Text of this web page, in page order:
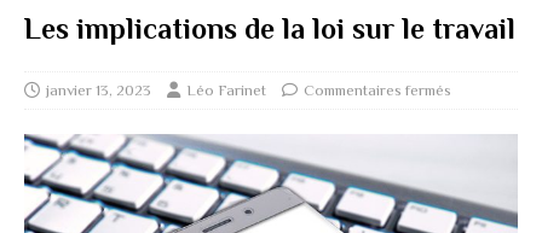
Les implications de la loi sur le travail
janvier 13, 2023 Léo Farinet Commentaires fermés